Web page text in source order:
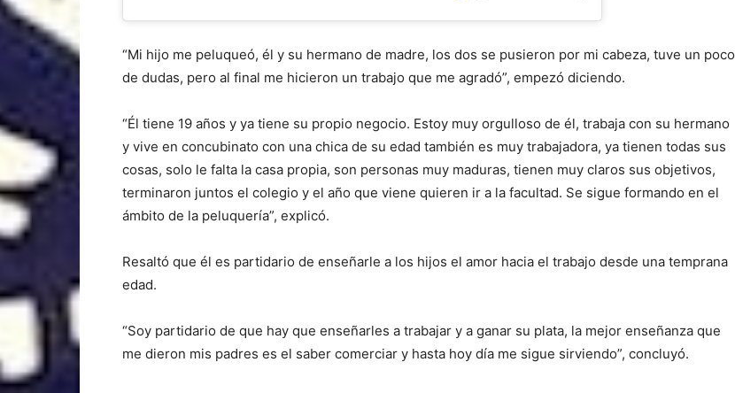
“Mi hijo me peluqueó, él y su hermano de madre, los dos se pusieron por mi cabeza, tuve un poco
de dudas, pero al final me hicieron un trabajo que me agradó”, empezó diciendo.
“Él tiene 19 años y ya tiene su propio negocio. Estoy muy orgulloso de él, trabaja con su hermano
y vive en concubinato con una chica de su edad también es muy trabajadora, ya tienen todas sus
cosas, solo le falta la casa propia, son personas muy maduras, tienen muy claros sus objetivos,
terminaron juntos el colegio y el año que viene quieren ir a la facultad. Se sigue formando en el
ámbito de la peluquería”, explicó.
Resaltó que él es partidario de enseñarle a los hijos el amor hacia el trabajo desde una temprana
edad.
“Soy partidario de que hay que enseñarles a trabajar y a ganar su plata, la mejor enseñanza que
me dieron mis padres es el saber comerciar y hasta hoy día me sigue sirviendo”, concluyó.